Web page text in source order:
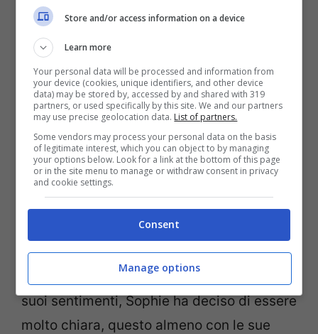
Sophie Codegoni e Gianmaria Antinolfi GF Vip (facebook)
Dopo questa avvicinamento equivoco,
dopo l’ammissione di lui di avere dubbi sui
suoi sentimenti, Sophie ha deciso di essere
molto chiara, questo almeno con le sue
Store and/or access information on a device
Learn more
Your personal data will be processed and information from
your device (cookies, unique identifiers, and other device
data) may be stored by, accessed by and shared with 319
partners, or used specifically by this site. We and our partners
may use precise geolocation data. List of partners.
Some vendors may process your personal data on the basis
of legitimate interest, which you can object to by managing
your options below. Look for a link at the bottom of this page
or in the site menu to manage or withdraw consent in privacy
and cookie settings.
Consent
Manage options